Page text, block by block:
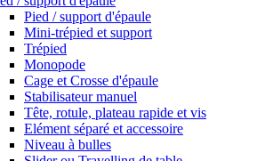
Pied / support d'épaule
Mini-trépied et support
Trépied
Monopode
Cage et Crosse d'épaule
Stabilisateur manuel
Tête, rotule, plateau rapide et vis
Elément séparé et accessoire
Niveau à bulles